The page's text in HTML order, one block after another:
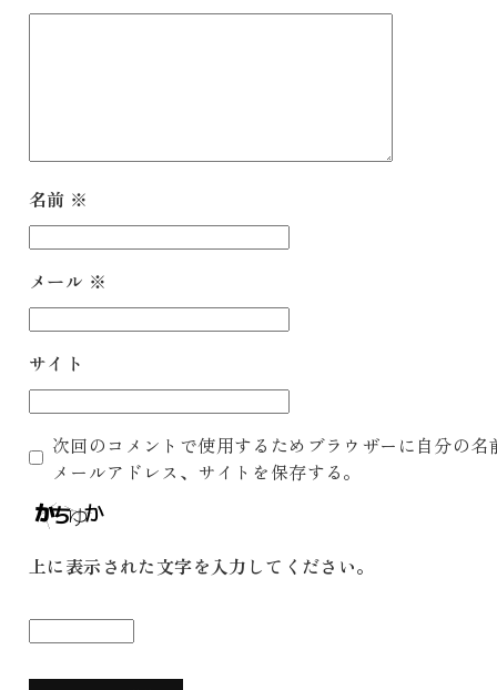
名前 ※
メール ※
サイト
次回のコメントで使用するためブラウザーに自分の名
メールアドレス、サイトを保存する。
上に表示された文字を入力してください。